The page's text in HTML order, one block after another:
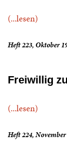
(...lesen)
Heft 223, Oktober
Freiwillig
(...lesen)
Heft 224, November